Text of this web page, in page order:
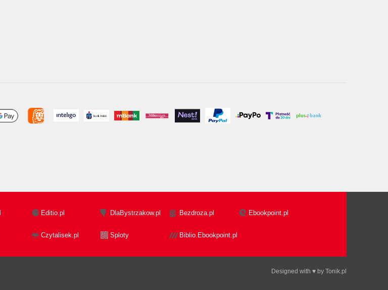
Editio.pl DlaBystrzakow.pl Bezdroza.pl Ebookpoint.pl
Czytalisek.pl Sploty Biblio.Ebookpoint.pl
Designed with ♥ by Tonik.pl